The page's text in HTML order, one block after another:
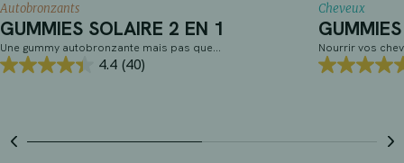
Autobronzants
GUMMIES SOLAIRE 2 EN 1
Une gummy autobronzante mais pas que…
4.4 (40)
4.4
40
Cheveux
Nourrir vos
5.0
2